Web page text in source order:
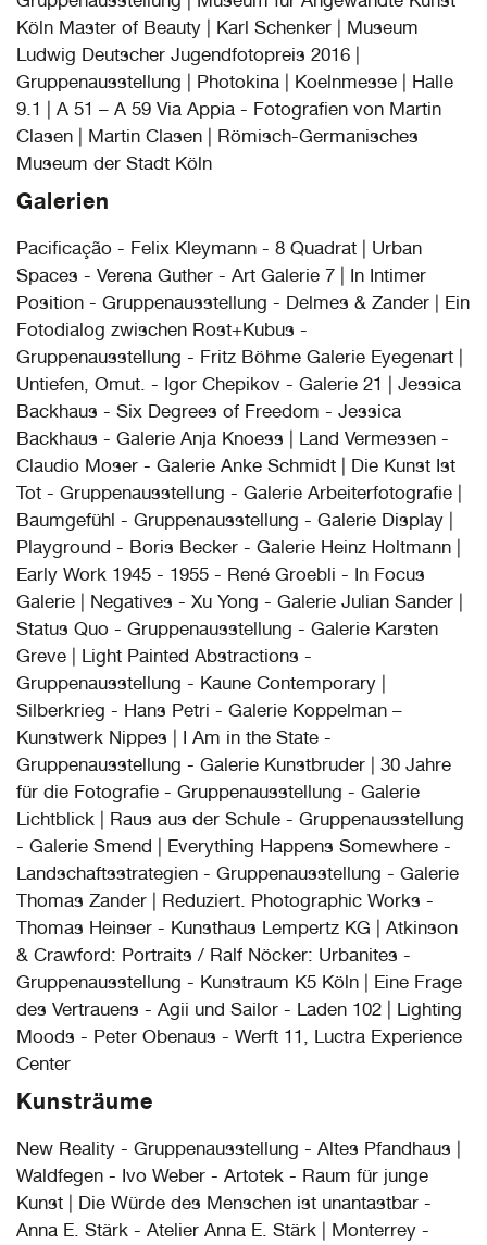
Köln Master of Beauty | Karl Schenker | Museum
Ludwig Deutscher Jugendfotopreis 2016 |
Gruppenausstellung | Photokina | Koelnmesse | Halle
9.1 | A 51 – A 59 Via Appia - Fotografien von Martin
Clasen | Martin Clasen | Römisch-Germanisches
Museum der Stadt Köln
Galerien
Pacificação - Felix Kleymann - 8 Quadrat | Urban
Spaces - Verena Guther - Art Galerie 7 | In Intimer
Position - Gruppenausstellung - Delmes & Zander | Ein
Fotodialog zwischen Rost+Kubus -
Gruppenausstellung - Fritz Böhme Galerie Eyegenart |
Untiefen, Omut. - Igor Chepikov - Galerie 21 | Jessica
Backhaus - Six Degrees of Freedom - Jessica
Backhaus - Galerie Anja Knoess | Land Vermessen -
Claudio Moser - Galerie Anke Schmidt | Die Kunst Ist
Tot - Gruppenausstellung - Galerie Arbeiterfotografie |
Baumgefühl - Gruppenausstellung - Galerie Display |
Playground - Boris Becker - Galerie Heinz Holtmann |
Early Work 1945 - 1955 - René Groebli - In Focus
Galerie | Negatives - Xu Yong - Galerie Julian Sander |
Status Quo - Gruppenausstellung - Galerie Karsten
Greve | Light Painted Abstractions -
Gruppenausstellung - Kaune Contemporary |
Silberkrieg - Hans Petri - Galerie Koppelman –
Kunstwerk Nippes | I Am in the State -
Gruppenausstellung - Galerie Kunstbruder | 30 Jahre
für die Fotografie - Gruppenausstellung - Galerie
Lichtblick | Raus aus der Schule - Gruppenausstellung
- Galerie Smend | Everything Happens Somewhere -
Landschaftsstrategien - Gruppenausstellung - Galerie
Thomas Zander | Reduziert. Photographic Works -
Thomas Heinser - Kunsthaus Lempertz KG | Atkinson
& Crawford: Portraits / Ralf Nöcker: Urbanites -
Gruppenausstellung - Kunstraum K5 Köln | Eine Frage
des Vertrauens - Agii und Sailor - Laden 102 | Lighting
Moods - Peter Obenaus - Werft 11, Luctra Experience
Center
Kunsträume
New Reality - Gruppenausstellung - Altes Pfandhaus |
Waldfegen - Ivo Weber - Artotek - Raum für junge
Kunst | Die Würde des Menschen ist unantastbar -
Anna E. Stärk - Atelier Anna E. Stärk | Monterrey -